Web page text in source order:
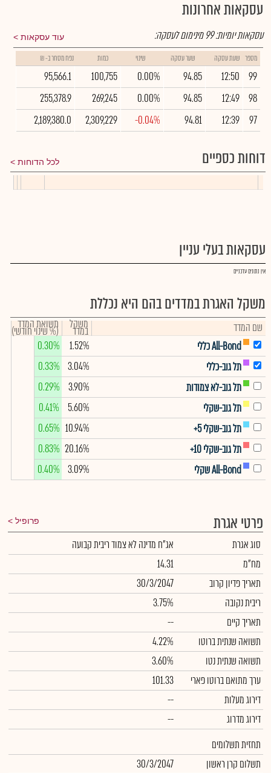
עסקאות אחרונות
עוד עסקאות עסקאות יומיות:99 מינימום לעסקה:
מספר שעת עסקה שער עסקה שינוי כמות נפח מסחר ב- ₪
99
12:50
94.85
0.00%
100,755
95,566.1
98
12:49
94.85
0.00%
269,245
255,378.9
97
12:39
94.81
-0.04%
2,309,229
2,189,380.0
דוחות כספיים לכל הדוחות
עסקאות בעלי עניין
אין נתונים עדכניים
משקל האגרת במדדים בהם היא נכללת
שם המדד משקל
במדד תשואת המדד
(% שינוי חודשי)
All-Bond כללי
1.52%
0.30%
תל גוב-כללי
3.04%
0.33%
תל גוב-לא צמודות
3.90%
0.29%
תל גוב-שקלי
5.60%
0.41%
תל גוב-שקלי 5+
10.94%
0.65%
תל גוב-שקלי 10+
20.16%
0.83%
All-Bond שקלי
3.09%
0.40%
פרטי אגרת פרופיל
סוג אגרת
אג"ח מדינה לא צמוד ריבית קבועה
מח"מ
14.31
תאריך פדיון קרוב
30/3/2047
ריבית נקובה
3.75%
תאריך קיים
--
תשואה שנתית ברוטו
4.22%
תשואה שנתית נטו
3.60%
ערך מתואם ברוטו פארי
101.33
דירוג מעלות
--
דירוג מדרוג
--
תחזית תשלומים
תשלום קרן ראשון
30/3/2047